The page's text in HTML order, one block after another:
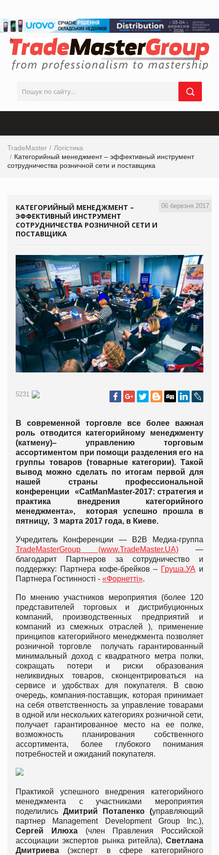
TradeMaster
Логістика
Категорийный менеджмент – эффективный инструмент
сотрудничества розничной сети и поставщика
06 березня 2017
КАТЕГОРИЙНЫЙ МЕНЕДЖМЕНТ –
ЭФФЕКТИВНЫЙ ИНСТРУМЕНТ
СОТРУДНИЧЕСТВА РОЗНИЧНОЙ СЕТИ И
ПОСТАВЩИКА
5231
В современной торговле все более важная
роль отводится категорийному менеджменту
(катмену)– управлению торговым
ассортиментом при помощи разделения его на
группы товаров (товарные категории). Такой
вывод можно сделать по итогам первой для
нашей страны профессиональной
конференции «CatManMaster-2017: стратегия и
практика внедрения категорийного
менеджмента», которая успешно прошла в
пятницу, 3 марта 2017 года, в Киеве.
Учредитель Конференции — B2B Медиа-группа
TradeMasterGroup (www.TradeMaster.UA)—
благодарит Партнеров за сотрудничество и
поддержку: Партнера кофе-брейков – Груша.УА и
Партнера Гостинності - «Форнетті».
По мнению участников мероприятия (более 120
представителей торговых и дистрибуционных
компаний, производственных предприятий и
компаний из смежных отраслей ), применение
принципов категорийного менеджмента позволяет
розничной торговле получать гарантированный
минимальный доход с квадратного метра полки,
сокращать потери и риски образования
неликвидных товаров, сконцентрироваться на
сервисе и удобствах для покупателя. В свою
очередь, компания-поставщик, которая принимает
на себя ответственность за управление товарами
в одной или нескольких категориях розничной сети,
получает гарантированное место на ее полке,
возможность планирования собственного
ассортимента, более глубокого понимания
потребностей и ожиданий покупателя.
Практикой успешного внедрения категорийного
менеджмента с участниками мероприятия
поделились Дмитрий Потапенко (управляющий
партнер Management Development Group Inc.),
Сергей Илюха(член Правления Российской
ассоциации экспертов рынка ритейла), Светлана
Дмитриева (эксперт в сфере категорийного